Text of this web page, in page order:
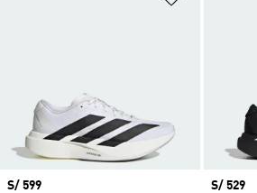
Precio
S/ 599
Precio
S/ 529